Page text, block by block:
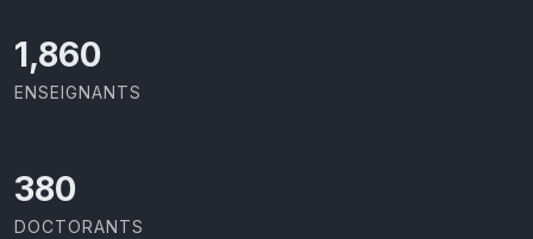
1,973
ENSEIGNANTS
403
DOCTORANTS